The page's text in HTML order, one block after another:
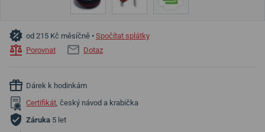
od 215 Kč měsíčně • Spočítat splátky
Porovnat
Dotaz
Dárek k hodinkám
Certifikát, český návod a krabička
Záruka 5 let